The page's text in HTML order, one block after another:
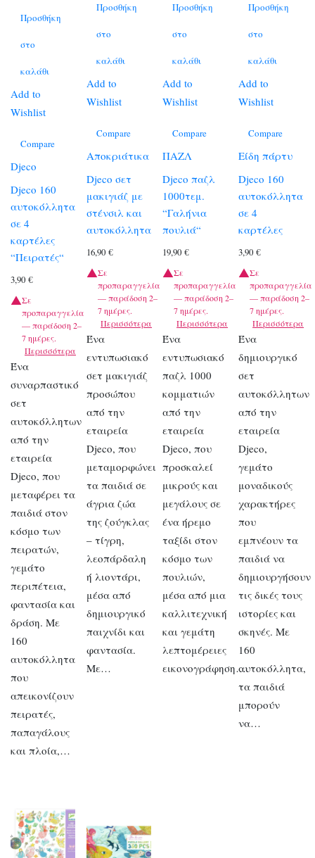
Προσθήκη
στο
καλάθι
Add to
Wishlist
Compare
Djeco
Djeco 160
αυτοκόλλητα
σε 4
καρτέλες
“Πειρατές“
3,90 €
Σε
προπαραγγελία
— παράδοση 2–
7 ημέρες.
Περισσότερα
Ένα
συναρπαστικό
σετ
αυτοκόλλητων
από την
εταιρεία
Djeco, που
μεταφέρει τα
παιδιά στον
κόσμο των
πειρατών,
γεμάτο
περιπέτεια,
φαντασία και
δράση. Με
160
αυτοκόλλητα
που
απεικονίζουν
πειρατές,
παπαγάλους
και πλοία,…
Προσθήκη
στο
καλάθι
Add to
Wishlist
Compare
Αποκριάτικα
Djeco σετ
μακιγιάζ με
στένσιλ και
αυτοκόλλητα
16,90€
Σε
προπαραγγελία
— παράδοση 2–
7 ημέρες.
Περισσότερα
Ένα
εντυπωσιακό
σετ μακιγιάζ
προσώπου
από την
εταιρεία
Djeco, που
μεταμορφώνει
τα παιδιά σε
άγρια ζώα
της ζούγκλας
– τίγρη,
λεοπάρδαλη
ή λιοντάρι,
μέσα από
δημιουργικό
παιχνίδι και
φαντασία.
Με…
Προσθήκη
στο
καλάθι
Add to
Wishlist
Compare
ΠΑΖΛ
Djeco παζλ
1000τεμ.
“Γαλήνια
πουλιά“
19,90€
Σε
προπαραγγελία
— παράδοση 2–
7 ημέρες.
Περισσότερα
Ένα
εντυπωσιακό
παζλ 1000
κομματιών
από την
εταιρεία
Djeco, που
προσκαλεί
μικρούς και
μεγάλους σε
ένα ήρεμο
ταξίδι στον
κόσμο των
πουλιών,
μέσα από μια
καλλιτεχνική
και γεμάτη
λεπτομέρειες
εικονογράφηση….
Προσθήκη
στο
καλάθι
Add to
Wishlist
Compare
Είδη πάρτυ
Djeco 160
αυτοκόλλητα
σε 4
καρτέλες
3,90€
Σε
προπαραγγελία
— παράδοση 2–
7 ημέρες.
Περισσότερα
Ένα
δημιουργικό
σετ
αυτοκόλλητων
από την
εταιρεία
Djeco,
γεμάτο
μοναδικούς
χαρακτήρες
που
εμπνέουν τα
παιδιά να
δημιουργήσουν
τις δικές τους
ιστορίες και
σκηνές. Με
160
αυτοκόλλητα,
τα παιδιά
μπορούν
να…